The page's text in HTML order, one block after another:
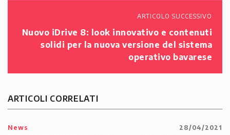
ARTICOLO SUCCESSIVO
Nuovo iDrive 8: look innovativo e contenuti
solidi per la nuova versione del sistema
operativo bavarese
ARTICOLI CORRELATI
News 28/04/2021